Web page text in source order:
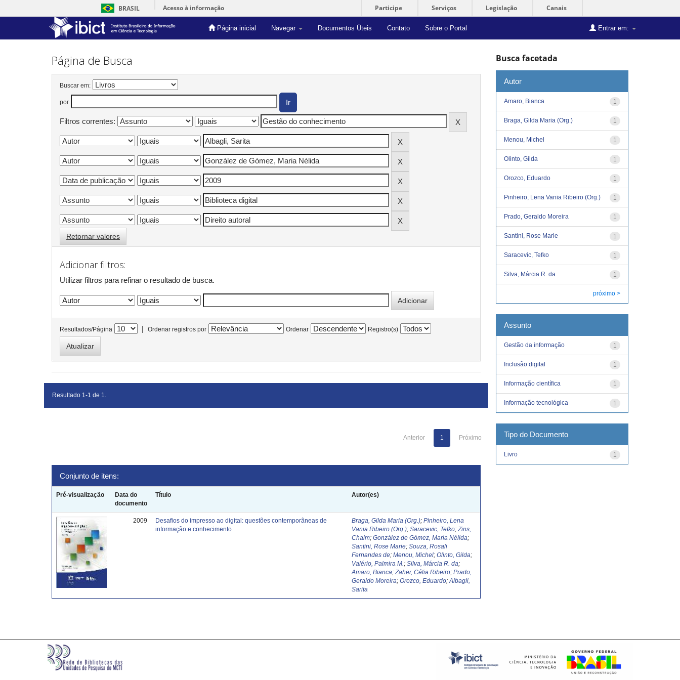
BRASIL Acesso à informação Participe Serviços Legislação Canais
Página inicial Navegar Documentos Úteis Contato Sobre o Portal Entrar em:
Skip
Página de Busca
Buscar em:
por
Filtros correntes:
Retornar valores
Adicionar filtros:
Utilizar filtros para refinar o resultado de busca.
Resultados/Página | Ordenar registros por Ordenar Registro(s)
Resultado 1-1 de 1.
Anterior 1 Próximo
Conjunto de itens:
Pré-visualização
Data do
documento
Título Autor(es)
2009
Desafios do impresso ao digital: questões contemporâneas de
informação e conhecimento
Braga, Gilda Maria (Org.);Pinheiro, Lena
Vania Ribeiro (Org.);Saracevic, Tefko;Zins,
Chaim;González de Gómez, Maria Nélida;
Santini, Rose Marie;Souza, Rosali
Fernandes de;Menou, Michel;Olinto, Gilda;
Valério, Palmira M. ;Silva, Márcia R. da;
Amaro, Bianca;Zaher, Célia Ribeiro;Prado,
Geraldo Moreira;Orozco, Eduardo;Albagli,
Sarita
Busca facetada
Autor
1
Amaro, Bianca
1
Braga, Gilda Maria (Org.)
1
Menou, Michel
1
Olinto, Gilda
1
Orozco, Eduardo
1
Pinheiro, Lena Vania Ribeiro (Org.)
1
Prado, Geraldo Moreira
1
Santini, Rose Marie
1
Saracevic, Tefko
1
Silva, Márcia R. da
próximo >
Assunto
1
Gestão da informação
1
Inclusão digital
1
Informação científica
1
Informação tecnológica
Tipo do Documento
1
Livro